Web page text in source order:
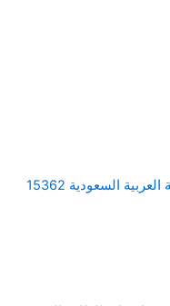
السعودية 15362